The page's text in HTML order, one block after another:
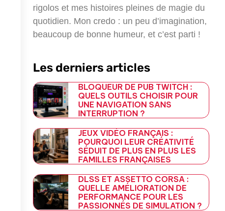
rigolos et mes histoires pleines de magie du
quotidien. Mon credo : un peu d’imagination,
beaucoup de bonne humeur, et c’est parti !
Les derniers articles
BLOQUEUR DE PUB TWITCH :
QUELS OUTILS CHOISIR POUR
UNE NAVIGATION SANS
INTERRUPTION ?
JEUX VIDÉO FRANÇAIS :
POURQUOI LEUR CRÉATIVITÉ
SÉDUIT DE PLUS EN PLUS LES
FAMILLES FRANÇAISES
DLSS ET ASSETTO CORSA :
QUELLE AMÉLIORATION DE
PERFORMANCE POUR LES
PASSIONNÉS DE SIMULATION ?